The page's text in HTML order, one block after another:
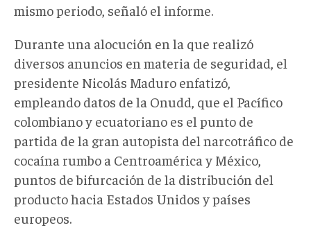
mismo periodo, señaló el informe.
Durante una alocución en la que realizó
diversos anuncios en materia de seguridad, el
presidente Nicolás Maduro enfatizó,
empleando datos de la Onudd, que el Pacífico
colombiano y ecuatoriano es el punto de
partida de la gran autopista del narcotráfico de
cocaína rumbo a Centroamérica y México,
puntos de bifurcación de la distribución del
producto hacia Estados Unidos y países
europeos.